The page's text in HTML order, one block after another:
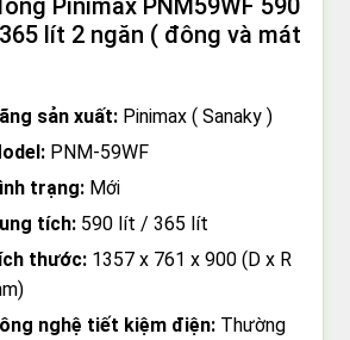
Pinimax PNM59WF 590
lít 2 ngăn ( đông và mát
sản xuất: Pinimax ( Sanaky )
PNM-59WF
trạng: Mới
tích: 590 lít / 365 lít
thước: 1357 x 761 x 900 (D x R
nghệ tiết kiệm điện: Thường